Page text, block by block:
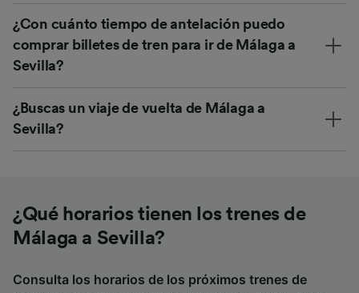
¿Con cuánto tiempo de antelación puedo
comprar billetes de tren para ir de Málaga a
Sevilla?
¿Buscas un viaje de vuelta de Málaga a
Sevilla?
¿Qué horarios tienen los trenes de
Málaga a Sevilla?
Consulta los horarios de los próximos trenes de